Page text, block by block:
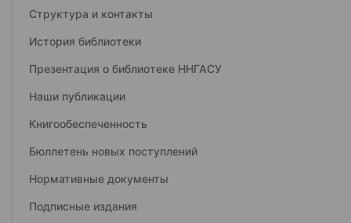
Структура и контакты
История библиотеки
Презентация о библиотеке ННГАСУ
Наши публикации
Книгообеспеченность
Бюллетень новых поступлений
Нормативные документы
Подписные издания